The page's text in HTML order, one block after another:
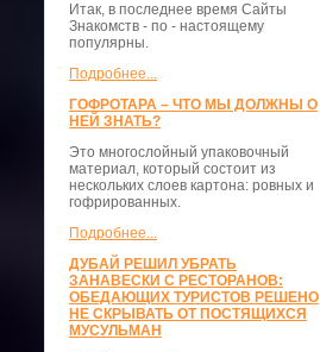
Итак, в последнее время Сайты
Знакомств - по - настоящему
популярны.
Подробнее...
ГОФРОТАРА – ЧТО МЫ ДОЛЖНЫ О
НЕЙ ЗНАТЬ?
Это многослойный упаковочный
материал, который состоит из
нескольких слоев картона: ровных и
гофрированных.
Подробнее...
ДУБАЙ РЕШИЛ УБРАТЬ
ЗАНАВЕСКИ С РЕСТОРАНОВ:
ОБЕДАЮЩИХ ТУРИСТОВ РЕШЕНО
НЕ СКРЫВАТЬ ОТ ПОСТЯЩИХСЯ
МУСУЛЬМАН